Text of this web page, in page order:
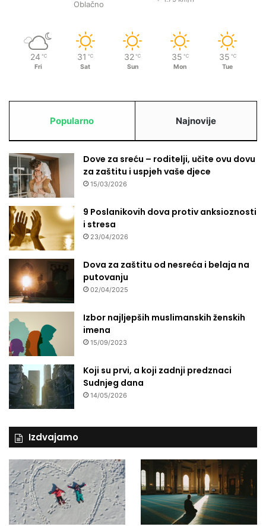
Oblačno
24 ℃
Fri
31 ℃
Sat
32 ℃
Sun
35 ℃
Mon
35 ℃
Tue
Popularno Najnovije
Dove za sreću – roditelji, učite ovu dovu
za zaštitu i uspjeh vaše djece
15/03/2026
9 Poslanikovih dova protiv anksioznosti
i stresa
23/04/2026
Dova za zaštitu od nesreća i belaja na
putovanju
02/04/2025
Izbor najljepših muslimanskih ženskih
imena
15/09/2023
Koji su prvi, a koji zadnji predznaci
Sudnjeg dana
14/05/2026
Izdvajamo